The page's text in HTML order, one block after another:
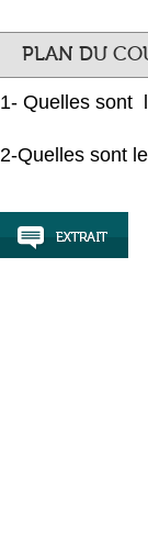
PLAN DU
1- Quelles sont
2-Quelles sont